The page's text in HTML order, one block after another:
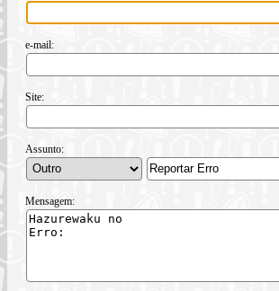
e-mail:
Site:
Assunto:
Mensagem: